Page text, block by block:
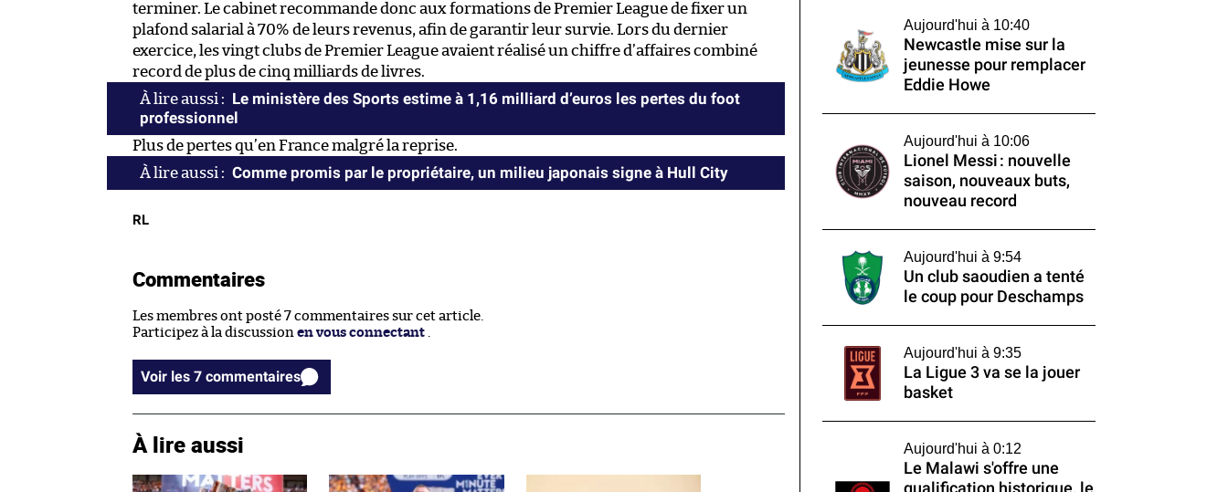
terminer. Le cabinet recommande donc aux formations de Premier League de fixer un
plafond salarial à 70% de leurs revenus, afin de garantir leur survie. Lors du dernier
exercice, les vingt clubs de Premier League avaient réalisé un chiffre d’affaires combiné
record de plus de cinq milliards de livres.
Le ministère des Sports estime à 1,16 milliard d’euros les pertes du foot
professionnel
Plus de pertes qu’en France malgré la reprise.
Comme promis par le propriétaire, un milieu japonais signe à Hull City
RL
Commentaires
Les membres ont posté 7 commentaires sur cet article.
Participez à la discussion en vous connectant .
Voir les 7 commentaires
À lire aussi
Aujourd'hui à 10:40
Newcastle mise sur la
jeunesse pour remplacer
Eddie Howe
Aujourd'hui à 10:06
Lionel Messi : nouvelle
saison, nouveaux buts,
nouveau record
Aujourd'hui à 9:54
Un club saoudien a tenté
le coup pour Deschamps
Aujourd'hui à 9:35
La Ligue 3 va se la jouer
basket
Aujourd'hui à 0:12
Le Malawi s'offre une
qualification historique, le